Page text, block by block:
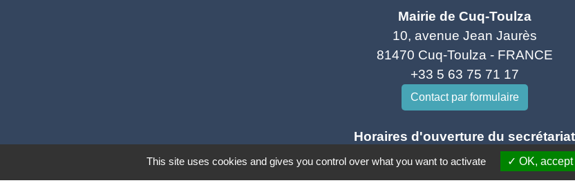
Mairie de Cuq-Toulza
10, avenue Jean Jaurès
81470 Cuq-Toulza - FRANCE
+33 5 63 75 71 17
Contact par formulaire
Horaires d'ouverture du secrétariat
Lundi : Sur RDV
Mardi : 10h - 12h et sur RDV
This site uses cookies and gives you control over what you want to activate OK, accept